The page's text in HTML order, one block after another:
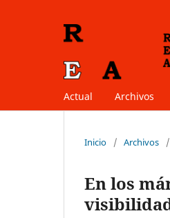
Actual Archivos
Inicio / Archivos /
En los